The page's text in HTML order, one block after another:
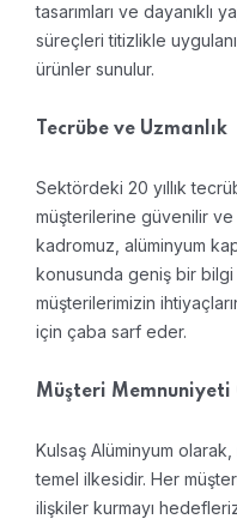
tasarımları ve dayanıklı
süreçleri titizlikle
ürünler sunulur.
Tecrübe ve Uzmanlık
Sektördeki 20 yıllık
müşterilerine güvenilir ve
kadromuz, alüminyum
konusunda geniş bir
müşterilerimizin
için çaba sarf eder.
Müşteri
Kulsaş Alüminyum olarak,
temel ilkesidir. Her
ilişkiler kurmayı